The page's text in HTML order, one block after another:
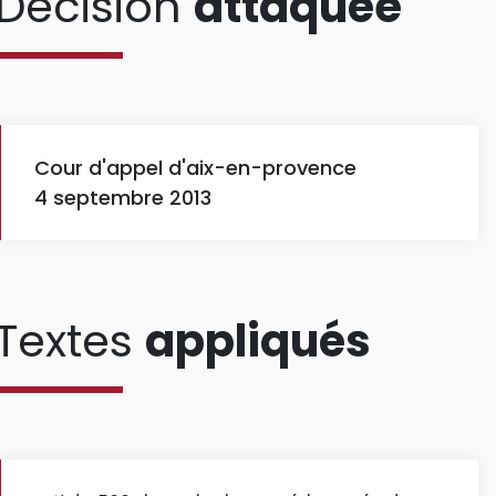
Cour d'appel d'aix-en-provence
4 septembre 2013
appliqués